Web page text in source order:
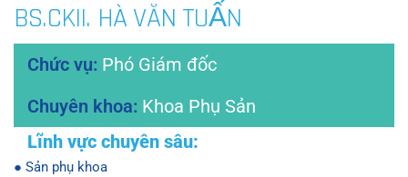
BS.CKII. HÀ VĂN TUẤN
Phó Giám đốc
Khoa Phụ Sản
● Sản phụ khoa